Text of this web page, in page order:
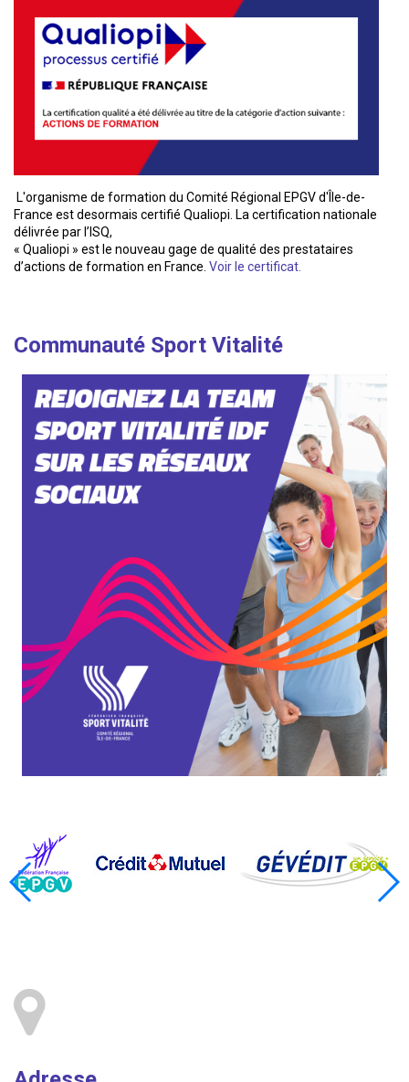
L'organisme de formation du Comité Régional EPGV d'Île-de-
France est desormais certifié Qualiopi. La certification nationale
délivrée par l’ISQ,
« Qualiopi » est le nouveau gage de qualité des prestataires
d’actions de formation en France. Voir le certificat.
Communauté Sport Vitalité